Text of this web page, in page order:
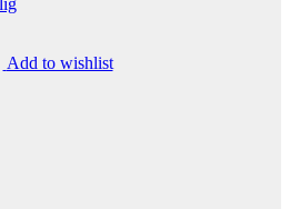
Add to wishlist